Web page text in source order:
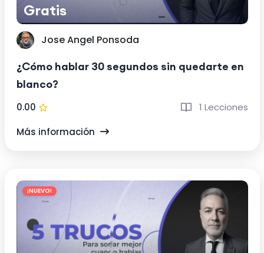
Gratis
Jose Angel Ponsoda
¿Cómo hablar 30 segundos sin quedarte en
blanco?
0.00
1 Lecciones
Más información
¡NUEVO!